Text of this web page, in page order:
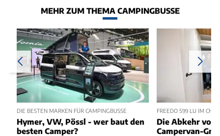
MEHR ZUM THEMA CAMPINGBUSSE
DIE BESTEN MARKEN FÜR CAMPINGBUSSE
Hymer, VW, Pössl - wer baut den
besten Camper?
FREEDO 599 LU IM
Die Abkehr
Campervan-